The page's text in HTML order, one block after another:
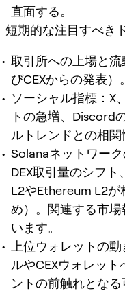
直面する。
短期的な注目すべき
取引所への上場と
びCEXからの発表）。
ソーシャル指標：X
トの急増、Discord
ルトレンドとの相関
Solanaネットワーク
DEX取引量のシフ
L2やEthereum L2が
め）。関連する市
います。
上位ウォレットの
ルやCEXウォレッ
ントの前触れとな